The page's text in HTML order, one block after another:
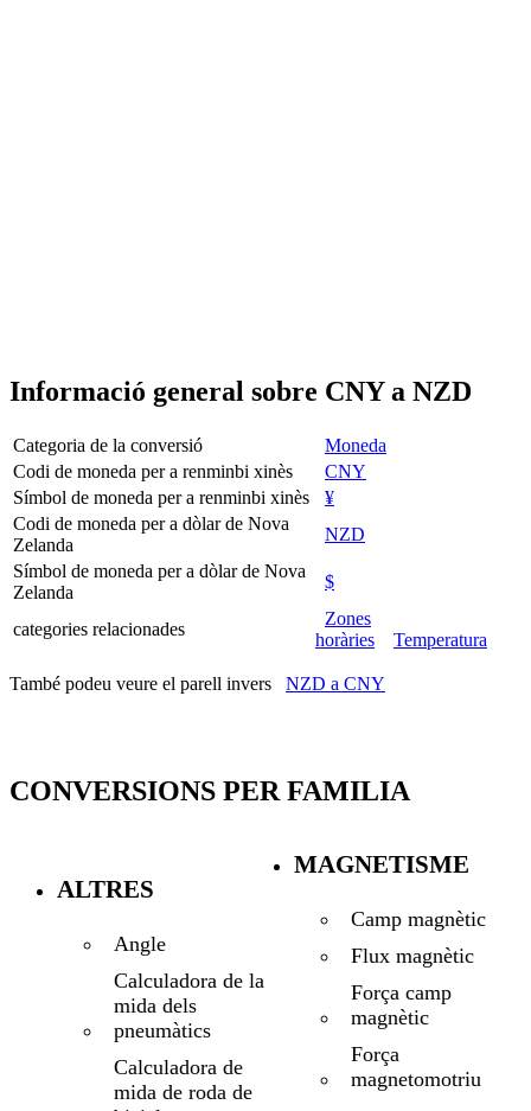
Informació general sobre CNY a NZD
Categoria de la conversió
Moneda
Codi de moneda per a renminbi xinès
CNY
Símbol de moneda per a renminbi xinès
¥
Codi de moneda per a dòlar de Nova
Zelanda
NZD
Símbol de moneda per a dòlar de Nova
Zelanda
$
categories relacionades
Zones
horàries
Temperatura
També podeu veure el parell invers NZD a CNY
CONVERSIONS PER FAMILIA
ALTRES
Angle
Calculadora de la
mida dels
pneumàtics
Calculadora de
mida de roda de
MAGNETISME
Camp magnètic
Flux magnètic
Força camp
magnètic
Força
magnetomotriu